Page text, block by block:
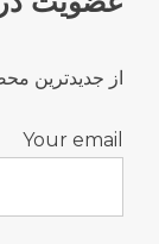
از جدیدترین
Your email